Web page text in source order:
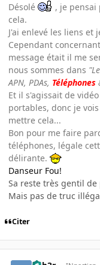
Désolé
, je
cela.
J'ai enlevé les liens et
Cependant
message était il me
nous sommes dans
APN, PDAs, Téléphones
Et il s'agissait de
portables, donc je
mettre cela...
Bon pour me faire
téléphones, légale
délirante.
Danseur Fou!
Sa reste très gentil de
Mais pas de truc
Citer